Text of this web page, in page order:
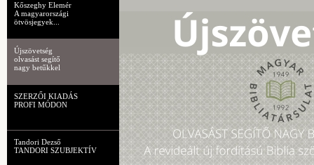
Kőszeghy Elemér
A magyarországi
ötvösjegyek...
Újszövetség
olvasást segítő
nagy betűkkel
SZERZŐI KIADÁS
PROFI MÓDON
Tandori Dezső
TANDORI SZUBJEKTÍV